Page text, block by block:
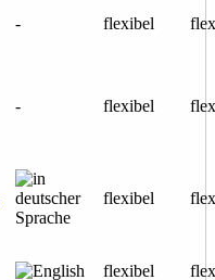
- flexibel
- flexibel
flexibel
flexibel